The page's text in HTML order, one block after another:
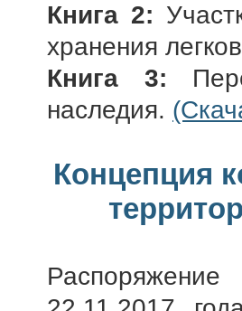
Книга 2:
хранения
Книга 3:
наследия.
Концепция